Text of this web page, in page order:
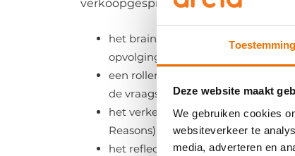
Toestemming
Deze website maakt
We gebruiken cookies
websiteverkeer te
media, adverteren en
verkoopgesprek. Zo gebruiken we
het brainstormen over hoe AI ons
opvolging van gesprekken;
een rollenspel waarin ChatGPT de
de vraagstelling;
het verkennen hoe onze
Reasons), met suggesties van
het reflecteren op het verloop van